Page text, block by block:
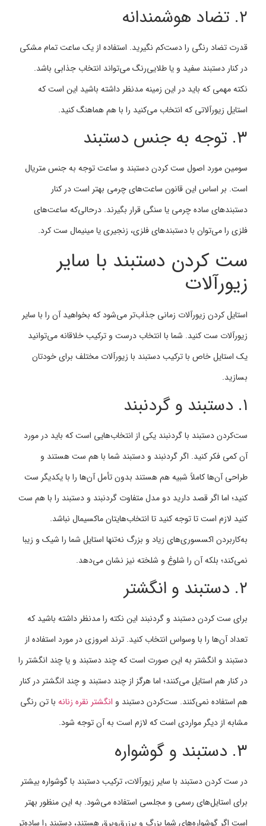
۲. تضاد هوشمندانه
قدرت تضاد رنگی را دست‌کم نگیرید. استفاده از یک ساعت تمام مشکی
در کنار دستبند سفید و یا طلایی‌رنگ می‌تواند انتخاب جذابی باشد.
نکته مهمی که باید در این زمینه مدنظر داشته باشید این است که
استایل زیورآلاتی که انتخاب می‌کنید را با هم هماهنگ کنید.
۳. توجه به جنس دستبند
سومین مورد اصول ست کردن دستبند و ساعت توجه به جنس متریال
است. بر اساس این قانون ساعت‌های چرمی بهتر است در کنار
دستبندهای ساده چرمی یا سنگی قرار بگیرند. درحالی‌که ساعت‌های
فلزی را می‌توان با دستبندهای فلزی، زنجیری یا مینیمال ست کرد.
ست کردن دستبند با سایر
زیورآلات
استایل کردن زیورآلات زمانی جذاب‌تر می‌شود که بخواهید آن را با سایر
زیورآلات ست کنید. شما با انتخاب درست و ترکیب خلاقانه می‌توانید
یک استایل خاص با ترکیب دستبند با زیورآلات مختلف برای خودتان
بسازید.
ست‌کردن دستبند با گردنبند یکی از انتخاب‌هایی است که باید در مورد
آن کمی فکر کنید. اگر گردنبند و دستبند شما با هم ست هستند و
طراحی آن‌ها کاملاً شبیه هم هستند بدون تأمل آن‌ها را با یکدیگر ست
کنید؛ اما اگر قصد دارید دو مدل متفاوت گردنبند و دستبند را با هم ست
کنید لازم است تا توجه کنید تا انتخاب‌هایتان ماکسیمال نباشد.
به‌کاربردن اکسسوری‌‌های زیاد و بزرگ نه‌تنها استایل شما را شیک و زیبا
نمی‌کند؛ بلکه آن را شلوغ و شلخته نیز نشان می‌دهد.
۲. دستبند و انگشتر
برای ست کردن دستبند و گردنبند این نکته را مدنظر داشته باشید که
تعداد آن‌ها را با وسواس انتخاب کنید. ترند امروزی در مورد استفاده از
دستبند و انگشتر به این صورت است که چند دستبند و یا چند انگشتر را
در کنار هم استایل می‌کنند؛ اما هرگز از چند دستبند و چند انگشتر در کنار
هم استفاده نمی‌کنند. ست‌کردن دستبند وانگشتر نقره زنانهبا تن رنگی
مشابه از دیگر مواردی است که لازم است به آن توجه شود.
۳. دستبند و گوشواره
در ست کردن دستبند با سایر زیورآلات، ترکیب دستبند با گوشواره بیشتر
برای استایل‌های رسمی و مجلسی استفاده می‌شود. به این منظور بهتر
است اگر گوشواره‌های شما بزرگ و پرزرق‌وبرق هستند، دستبند را ساده‌تر